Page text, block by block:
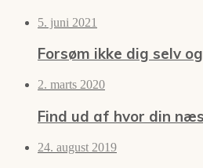
5. juni 2021
Forsøm ikke dig selv
2. marts 2020
Find ud af hvor din
24. august 2019